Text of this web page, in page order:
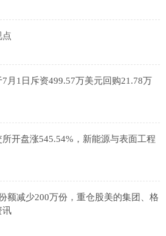
点
月1日斥资499.57万美元回购21.78万
开盘涨545.54%，新能源与表面工程
额减少200万份，重仓股美的集团、格
讯